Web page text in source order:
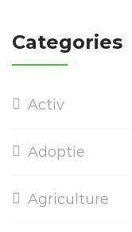
Categories
Activ
Adoptie
Agriculture